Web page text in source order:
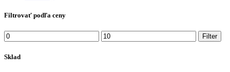
Filtrovať podľa ceny
Min
price
Max
price
Filter
Sklad